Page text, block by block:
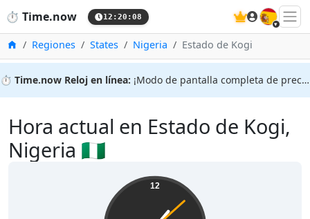
⏱️ Time.now 12:20:08 🇪🇸
InicioRegiones States Nigeria Estado de Kogi
⏱️ Time.now Reloj en línea: ¡Modo de pantalla completa de precisión!
Hora actual en Estado de Kogi,
Nigeria 🇳🇬
12